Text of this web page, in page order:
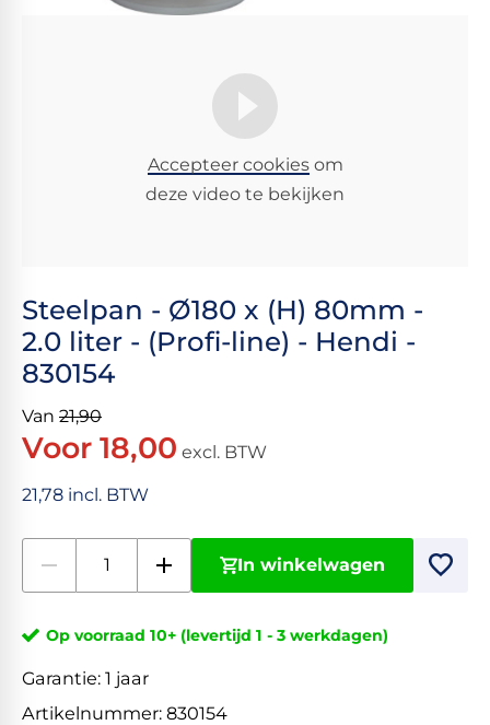
Accepteer cookiesom
deze video te bekijken
Steelpan - Ø180 x (H) 80mm -
2.0 liter - (Profi-line) - Hendi -
830154
Van 21,90
Voor 18,00 excl. BTW
21,78 incl. BTW
In winkelwagen
Op voorraad 10+ (levertijd 1 - 3 werkdagen)
Garantie: 1 jaar
Artikelnummer: 830154